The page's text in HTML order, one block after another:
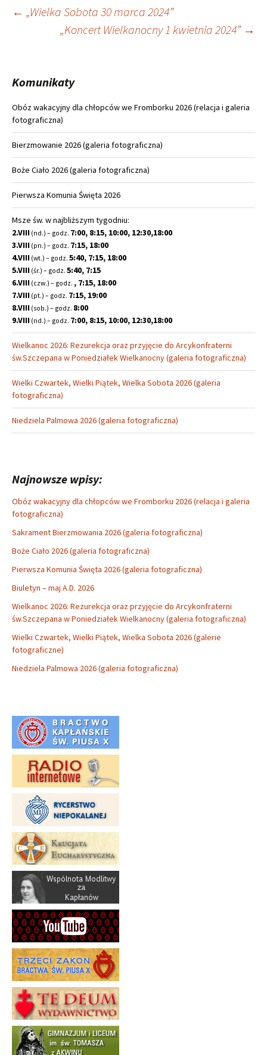
Nawigacja
← „Wielka Sobota 30 marca 2024”
„Koncert Wielkanocny 1 kwietnia 2024” →
Komunikaty
Obóz wakacyjny dla chłopców we Fromborku 2026 (relacja i galeria
fotograficzna)
Bierzmowanie 2026 (galeria fotograficzna)
Boże Ciało 2026 (galeria fotograficzna)
Pierwsza Komunia Święta 2026
Msze św. w najbliższym tygodniu:
2.VIII (nd.) – godz. 7:00, 8:15, 10:00, 12:30,18:00
3.VIII (pn.) – godz. 7:15, 18:00
4.VIII (wt.) – godz. 5:40, 7:15, 18:00
5.VIII (śr.) – godz. 5:40, 7:15
6.VIII (czw.) – godz. , 7:15, 18:00
7.VIII (pt.) – godz. 7:15, 19:00
8.VIII (sob.) – godz. 8:00
9.VIII (nd.) – godz. 7:00, 8:15, 10:00, 12:30,18:00
Wielkanoc 2026: Rezurekcja oraz przyjęcie do Arcykonfraterni
św.Szczepana w Poniedziałek Wielkanocny (galeria fotograficzna)
Wielki Czwartek, Wielki Piątek, Wielka Sobota 2026 (galeria
fotograficzna)
Niedziela Palmowa 2026 (galeria fotograficzna)
Najnowsze wpisy:
Obóz wakacyjny dla chłopców we Fromborku 2026 (relacja i galeria
fotograficzna)
Sakrament Bierzmowania 2026 (galeria fotograficzna)
Boże Ciało 2026 (galeria fotograficzna)
Pierwsza Komunia Święta 2026 (galeria fotograficzna)
Biuletyn – maj A.D. 2026
Wielkanoc 2026: Rezurekcja oraz przyjęcie do Arcykonfraterni
św.Szczepana w Poniedziałek Wielkanocny (galeria fotograficzna)
Wielki Czwartek, Wielki Piątek, Wielka Sobota 2026 (galerie
fotograficzne)
Niedziela Palmowa 2026 (galeria fotograficzna)